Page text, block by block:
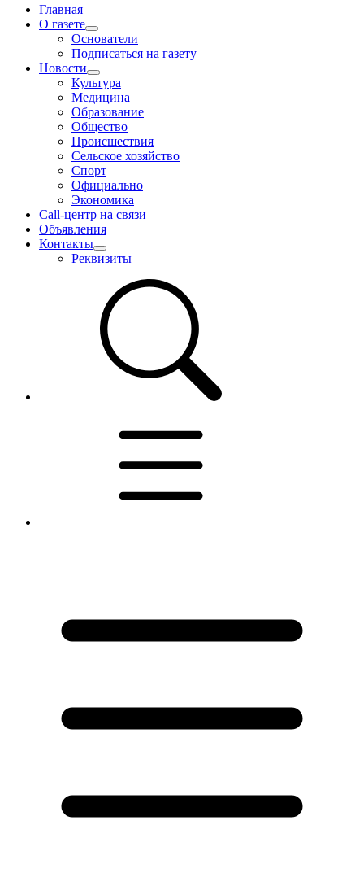
Главная
О газете
Основатели
Подписаться на газету
Новости
Культура
Медицина
Образование
Общество
Происшествия
Сельское хозяйство
Спорт
Официально
Экономика
Call-центр на связи
Объявления
Контакты
Реквизиты